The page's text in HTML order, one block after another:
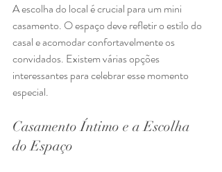
A escolha do local é crucial para um mini
casamento. O espaço deve refletir o estilo do
casal e acomodar confortavelmente os
convidados. Existem várias opções
interessantes para celebrar esse momento
especial.
Casamento Íntimo e a Escolha
do Espaço